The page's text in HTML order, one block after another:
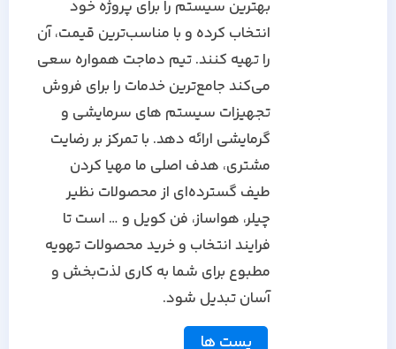
بهترین سیستم را برای پروژه خود
انتخاب کرده و با مناسب‌ترین قیمت، آن
را تهیه کنند. تیم دماجت همواره سعی
می‌کند جامع‌ترین خدمات را برای فروش
تجهیزات سیستم های سرمایشی و
گرمایشی ارائه دهد. با تمرکز بر رضایت
مشتری، هدف اصلی ما مهیا کردن
طیف گسترده‌ای از محصولات نظیر
چیلر، هواساز، فن کویل و … است تا
فرایند انتخاب و خرید محصولات تهویه
مطبوع برای شما به کاری لذت‌بخش و
آسان تبدیل شود.
پست ها